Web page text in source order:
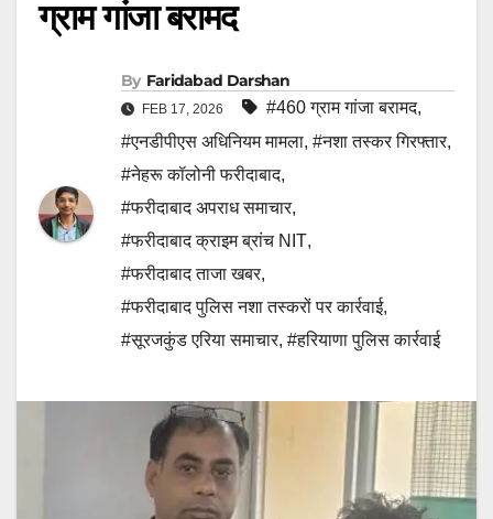
ग्राम गांजा बरामद
By Faridabad Darshan
FEB 17, 2026 #460 ग्राम गांजा बरामद,
#एनडीपीएस अधिनियम मामला, #नशा तस्कर गिरफ्तार,
#नेहरू कॉलोनी फरीदाबाद,
#फरीदाबाद अपराध समाचार,
#फरीदाबाद क्राइम ब्रांच NIT,
#फरीदाबाद ताजा खबर,
#फरीदाबाद पुलिस नशा तस्करों पर कार्रवाई,
#सूरजकुंड एरिया समाचार, #हरियाणा पुलिस कार्रवाई